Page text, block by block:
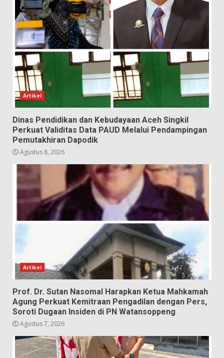
Artikel
Dinas Pendidikan dan Kebudayaan Aceh Singkil
Perkuat Validitas Data PAUD Melalui Pendampingan
Pemutakhiran Dapodik
Agustus 8, 2026
Artikel
Prof. Dr. Sutan Nasomal Harapkan Ketua Mahkamah
Agung Perkuat Kemitraan Pengadilan dengan Pers,
Soroti Dugaan Insiden di PN Watansoppeng
Agustus 7, 2026